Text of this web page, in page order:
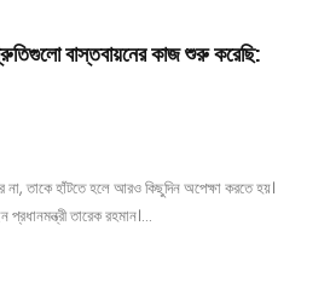
বাস্তবায়নের কাজ শুরু করেছি:
তাকে হাঁটতে হলে আরও কিছুদিন অপেক্ষা করতে হয়।
তারেক রহমান।…